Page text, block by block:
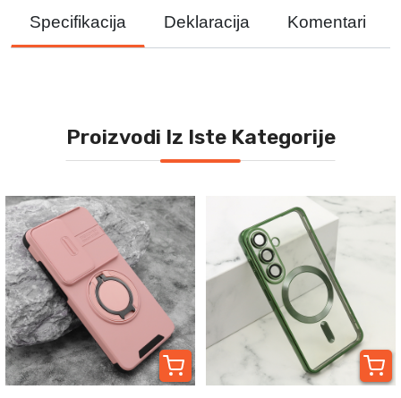
Specifikacija Deklaracija Komentari
Proizvodi Iz Iste Kategorije